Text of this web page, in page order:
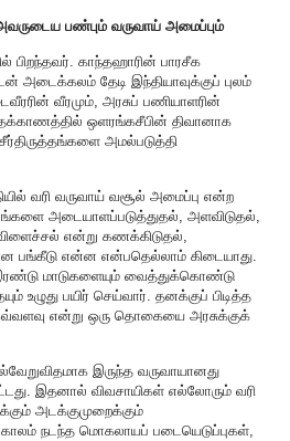
பண்பும் வருவாய் அமைப்பும்
பிறந்தவர். காந்தஹாரின் பாரசீக
அடைக்கலம் தேடி இந்தியாவுக்குப் புலம்
வீரமும், அரசுப் பணியாளரின்
தக்காணத்தில் ஒளரங்கசீபின் திவானாக
அமல்படுத்தி
வரி வருவாய் வசூல் அமைப்பு என்ற
அடையாளப்படுத்துதல், அளவிடுதல்,
விளைச்சல் என்று கணக்கிடுதல்,
பங்கீடு என்ன என்பதெல்லாம் கிடையாது.
மாடுகளையும் வைத்துக்கொண்டு
உழுது பயிர் செய்வார். தனக்குப் பிடித்த
என்று ஒரு தொகையை அரசுக்குக்
இருந்த வருவாயானது
இதனால் விவசாயிகள் எல்லோரும் வரி
அடக்குமுறைக்கும்
நடந்த மொகலாயப் படையெடுப்புகள்,